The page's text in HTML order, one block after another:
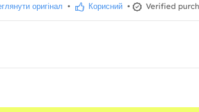
оригінал • Корисний • Verified